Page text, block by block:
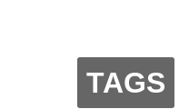
Булега снова удивил.
TAGS